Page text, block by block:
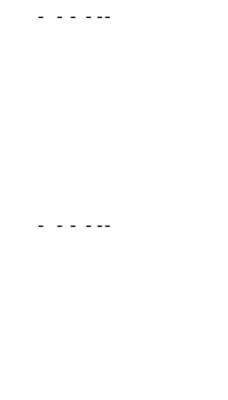
- - - - --
- - - - --